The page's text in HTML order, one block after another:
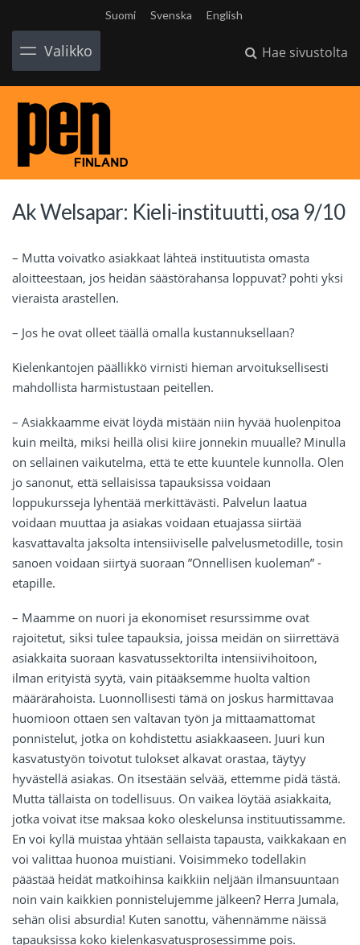
Suomi Svenska English
Valikko Hae sivustolta
Ak Welsapar: Kieli-instituutti, osa 9/10
– Mutta voivatko asiakkaat lähteä instituutista omasta
aloitteestaan, jos heidän säästörahansa loppuvat? pohti yksi
vieraista arastellen.
– Jos he ovat olleet täällä omalla kustannuksellaan?
Kielenkantojen päällikkö virnisti hieman arvoituksellisesti
mahdollista harmistustaan peitellen.
– Asiakkaamme eivät löydä mistään niin hyvää huolenpitoa
kuin meiltä, miksi heillä olisi kiire jonnekin muualle? Minulla
on sellainen vaikutelma, että te ette kuuntele kunnolla. Olen
jo sanonut, että sellaisissa tapauksissa voidaan
loppukursseja lyhentää merkittävästi. Palvelun laatua
voidaan muuttaa ja asiakas voidaan etuajassa siirtää
kasvattavalta jaksolta intensiiviselle palvelusmetodille, tosin
sanoen voidaan siirtyä suoraan ”Onnellisen kuoleman” -
etapille.
– Maamme on nuori ja ekonomiset resurssimme ovat
rajoitetut, siksi tulee tapauksia, joissa meidän on siirrettävä
asiakkaita suoraan kasvatussektorilta intensiivihoitoon,
ilman erityistä syytä, vain pitääksemme huolta valtion
määrärahoista. Luonnollisesti tämä on joskus harmittavaa
huomioon ottaen sen valtavan työn ja mittaamattomat
ponnistelut, jotka on kohdistettu asiakkaaseen. Juuri kun
kasvatustyön toivotut tulokset alkavat orastaa, täytyy
hyvästellä asiakas. On itsestään selvää, ettemme pidä tästä.
Mutta tällaista on todellisuus. On vaikea löytää asiakkaita,
jotka voivat itse maksaa koko oleskelunsa instituutissamme.
En voi kyllä muistaa yhtään sellaista tapausta, vaikkakaan en
voi valittaa huonoa muistiani. Voisimmeko todellakin
päästää heidät matkoihinsa kaikkiin neljään ilmansuuntaan
noin vain kaikkien ponnistelujemme jälkeen? Herra Jumala,
sehän olisi absurdia! Kuten sanottu, vähennämme näissä
tapauksissa koko kielenkasvatusprosessimme pois.